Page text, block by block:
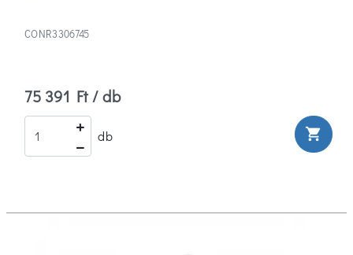
CONR3306745
75 391 Ft / db
db shopping_cart